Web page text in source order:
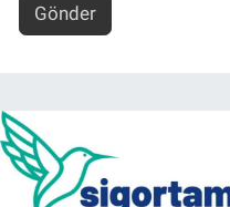
Gönder